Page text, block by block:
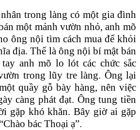
trong làng có một gia đình
một mảnh vườn nhỏ, anh mõ
ông nội tìm cách mua để khỏi
địa. Thế là ông nội bí mật bán
anh mõ lo lót các chức sắc
trong lũy tre làng. Ông lại
quầy gỗ bày hàng, nên việc
càng phát đạt. Ông tung tiền
gặp khó khăn. Bây giờ ai gặp
bác Thoại ạ”.